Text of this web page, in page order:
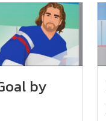
ที่เคยกิ...
by